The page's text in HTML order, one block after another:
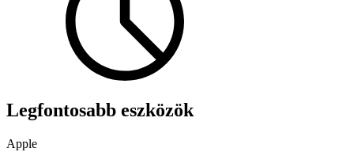
Legfontosabb eszközök
Apple